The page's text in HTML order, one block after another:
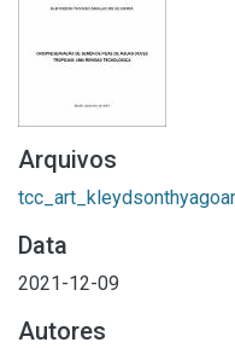
Arquivos
Data
2021-12-09
Autores